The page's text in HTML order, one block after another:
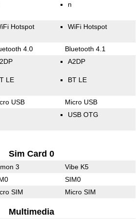
n
Hotspot WiFi Hotspot
4.0 Bluetooth 4.1
LE
A2DP
BT LE
USB Micro USB
USB OTG
Sim Card 0
3 Vibe K5
SIM0
SIM Micro SIM
Multimedia